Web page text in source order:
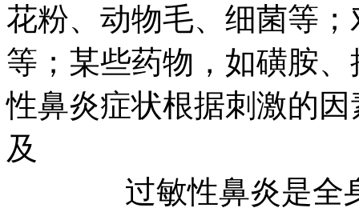
花粉、动物毛、细菌等
等；某些药物，如磺胺
性鼻炎症状根据刺激的
及
过敏性鼻炎是全身